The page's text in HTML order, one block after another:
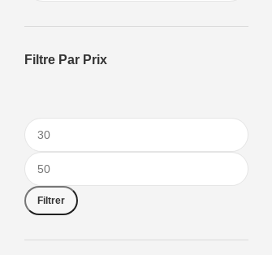
Filtre Par Prix
Filtrer